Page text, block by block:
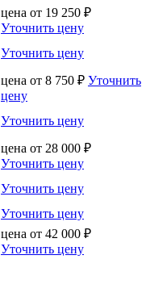
цена от 19 250 ₽
Уточнить цену
Уточнить цену
цена от 8 750 ₽ Уточнить
цену
Уточнить цену
цена от 28 000 ₽
Уточнить цену
Уточнить цену
Уточнить цену
цена от 42 000 ₽
Уточнить цену